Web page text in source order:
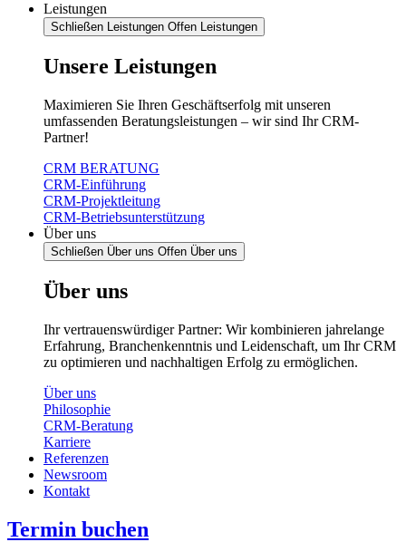
Leistungen
Schließen Leistungen Offen Leistungen
Unsere Leistungen
Maximieren Sie Ihren Geschäftserfolg mit unseren
umfassenden Beratungsleistungen – wir sind Ihr CRM-
Partner!
CRM BERATUNG
CRM-Einführung
CRM-Projektleitung
CRM-Betriebsunterstützung
Über uns
Schließen Über uns Offen Über uns
Über uns
Ihr vertrauenswürdiger Partner: Wir kombinieren jahrelange
Erfahrung, Branchenkenntnis und Leidenschaft, um Ihr CRM
zu optimieren und nachhaltigen Erfolg zu ermöglichen.
Über uns
Philosophie
CRM-Beratung
Karriere
Referenzen
Newsroom
Kontakt
Termin buchen